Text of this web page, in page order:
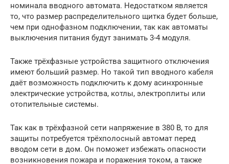
номинала вводного автомата. Недостатком является
то, что размер распределительного щитка будет больше,
чем при однофазном подключении, так как автоматы
выключения питания будут занимать 3-4 модуля.
Также трёхфазные устройства защитного отключения
имеют больший размер. Но такой тип вводного кабеля
даёт возможность подключить к дому асинхронные
электрические устройства, котлы, электроплиты или
отопительные системы.
Так как в трёхфазной сети напряжение в 380 В, то для
защиты потребуется трёхполосный автомат перед
вводом сети в дом. Он поможет избежать опасности
возникновения пожара и поражения током, а также